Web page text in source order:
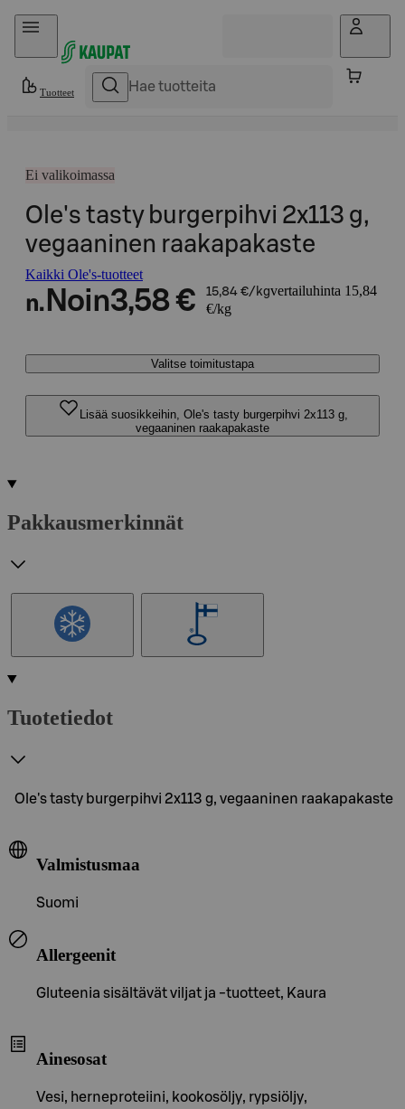
Hyppää sisältöön
Tuotteet
Ei valikoimassa
Ole's tasty burgerpihvi 2x113 g,
vegaaninen raakapakaste
Kaikki Ole's-tuotteet
n. Noin3,58 € 15,84 €/kgvertailuhinta 15,84
€/kg
Valitse toimitustapa
Lisää suosikkeihin, Ole's tasty burgerpihvi 2x113 g,
vegaaninen raakapakaste
Pakkausmerkinnät
Tuotetiedot
Ole's tasty burgerpihvi 2x113 g, vegaaninen raakapakaste
Valmistusmaa
Suomi
Allergeenit
Gluteenia sisältävät viljat ja -tuotteet, Kaura
Ainesosat
Vesi, herneproteiini, kookosöljy, rypsiöljy,